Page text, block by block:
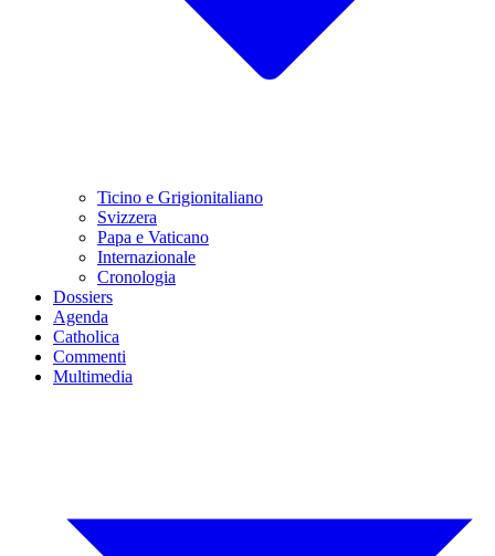
Ticino e Grigionitaliano
Svizzera
Papa e Vaticano
Internazionale
Cronologia
Dossiers
Agenda
Catholica
Commenti
Multimedia